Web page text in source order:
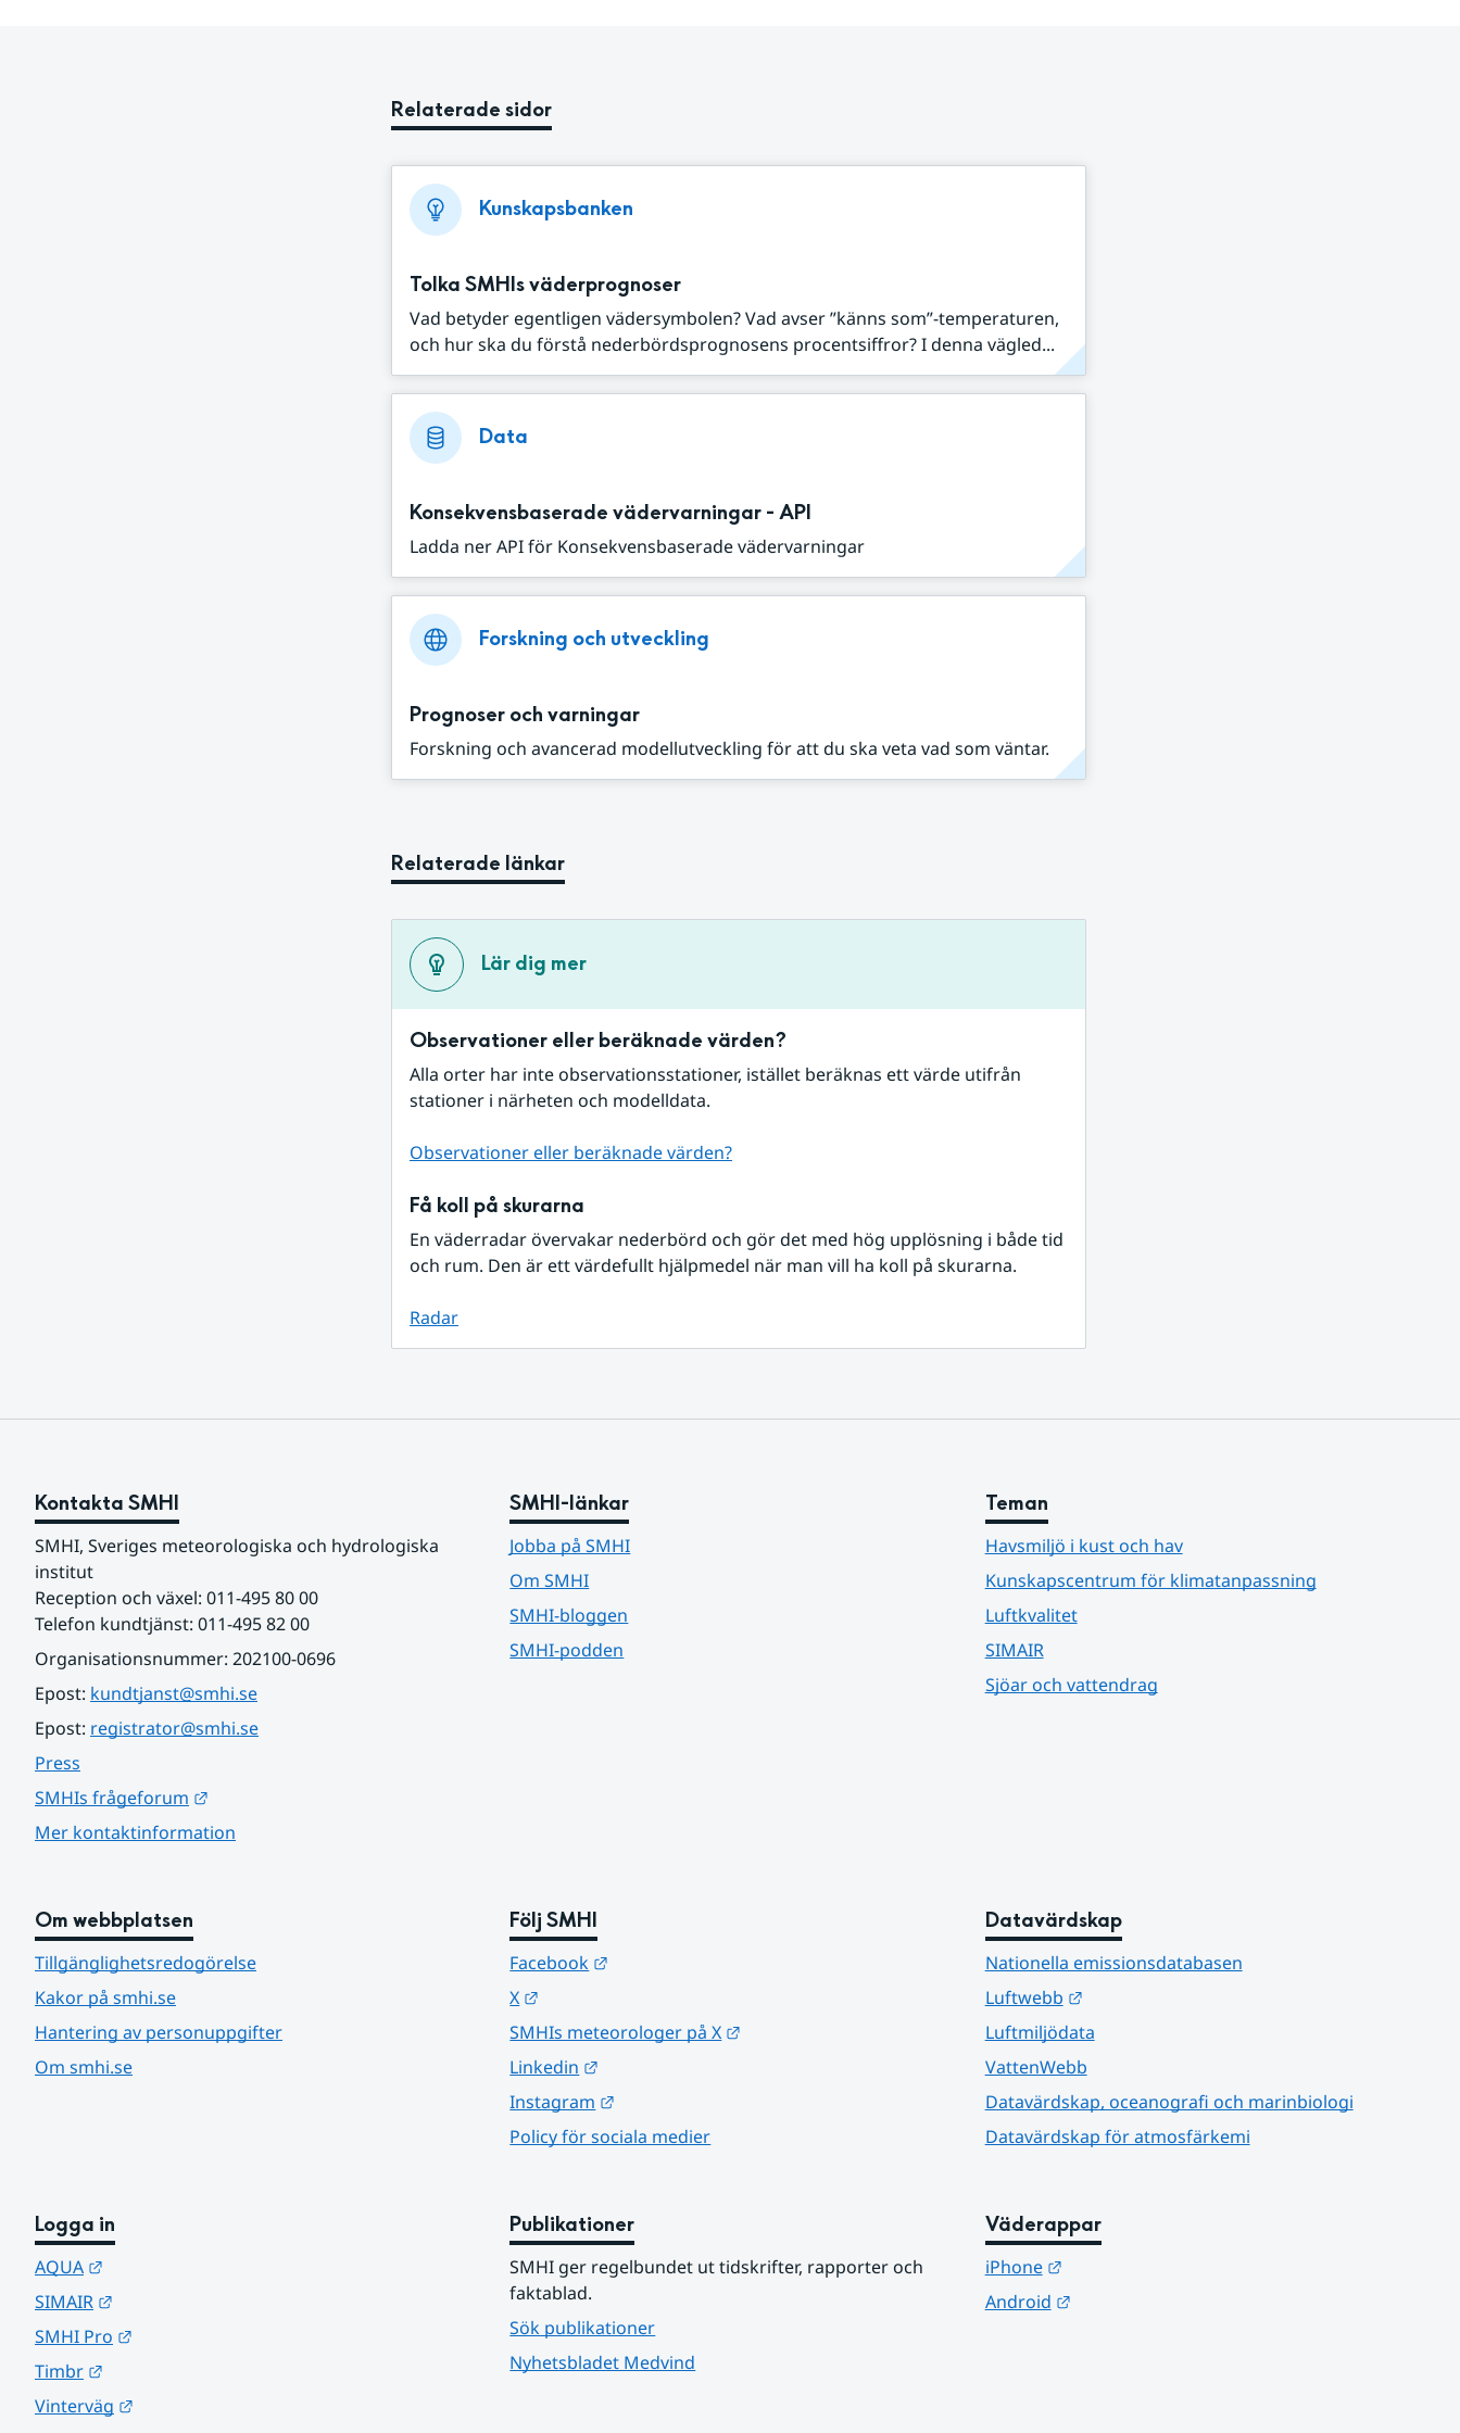
Relaterade sidor
Kunskapsbanken
Tolka SMHIs väderprognoser
Vad betyder egentligen vädersymbolen? Vad avser ”känns som”-temperaturen,
och hur ska du förstå nederbördsprognosens procentsiffror? I denna vägled...
Data
Konsekvensbaserade vädervarningar - API
Ladda ner API för Konsekvensbaserade vädervarningar
Forskning och utveckling
Prognoser och varningar
Forskning och avancerad modellutveckling för att du ska veta vad som väntar.
Relaterade länkar
Lär dig mer
Observationer eller beräknade värden?
Alla orter har inte observationsstationer, istället beräknas ett värde utifrån
stationer i närheten och modelldata.
Observationer eller beräknade värden?
Få koll på skurarna
En väderradar övervakar nederbörd och gör det med hög upplösning i både tid
och rum. Den är ett värdefullt hjälpmedel när man vill ha koll på skurarna.
Radar
Kontakta SMHI
SMHI, Sveriges meteorologiska och hydrologiska
institut
Reception och växel: 011-495 80 00
Telefon kundtjänst: 011-495 82 00
Organisationsnummer: 202100-0696
Epost: kundtjanst@smhi.se
Epost: registrator@smhi.se
Press
SMHIs frågeforum
Mer kontaktinformation
SMHI-länkar
Jobba på SMHI
Om SMHI
SMHI-bloggen
SMHI-podden
Teman
Havsmiljö i kust och hav
Kunskapscentrum för klimatanpassning
Luftkvalitet
SIMAIR
Sjöar och vattendrag
Om webbplatsen
Tillgänglighetsredogörelse
Kakor på smhi.se
Hantering av personuppgifter
Om smhi.se
Följ SMHI
Facebook
X
SMHIs meteorologer på X
Linkedin
Instagram
Policy för sociala medier
Datavärdskap
Nationella emissionsdatabasen
Luftwebb
Länk till annan webbplats.
Luftmiljödata
VattenWebb
Datavärdskap, oceanografi och marinbiologi
Datavärdskap för atmosfärkemi
Logga in
AQUA
SIMAIR
SMHI Pro
Timbr
Vinterväg
Publikationer
SMHI ger regelbundet ut tidskrifter, rapporter och
faktablad.
Sök publikationer
Nyhetsbladet Medvind
Väderappar
iPhone
Länk till annan webbplats.
Android
Länk till annan webbplats.